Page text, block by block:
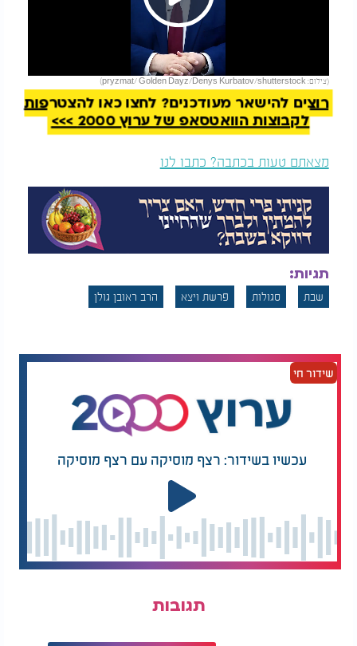
Play
Video
(צילום: pryzmat/ Golden Dayz/Denys Kurbatov/shutterstock)
להמשך קריאה
רוצים להישאר מעודכנים? לחצו כאן להצטרפות
לקבוצות הוואטסאפ של ערוץ 2000 >>>
מצאתם טעות בכתבה? כתבו לנו
תגיות:
שבת סגולות פרשת ויצא הרב ראובן גולן
שידור חי
עכשיו בשידור: רצף מוסיקה עם רצף מוסיקה
תגובות